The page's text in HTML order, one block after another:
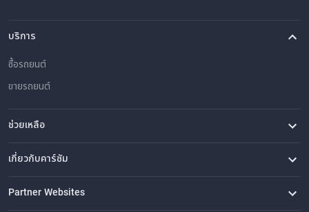
บริการ
ซื้อรถยนต์
ขายรถยนต์
ช่วยเหลือ
คำถามที่พบบ่อย
ติดต่อเรา
ที่ตั้งของเรา
เกี่ยวกับคาร์ซัม
เรื่องราวของเรา
ซื้อรถจาก CARSOME
บทความ
การแจ้งเบาะแส
ร่วมงานกับเรา
Partner Websites